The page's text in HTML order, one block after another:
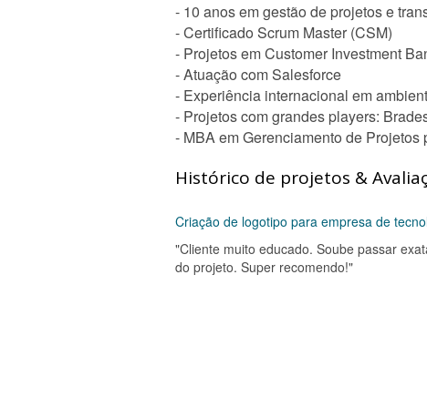
- 10 anos em gestão de projetos e
- Certificado Scrum Master (CSM)
- Projetos em Customer Investment
- Atuação com Salesforce
- Experiência internacional em
- Projetos com grandes players:
- MBA em Gerenciamento de Projetos
Histórico de projetos &
Criação de logotipo para empresa de
"Cliente muito educado. Soube passar
do projeto. Super recomendo!"